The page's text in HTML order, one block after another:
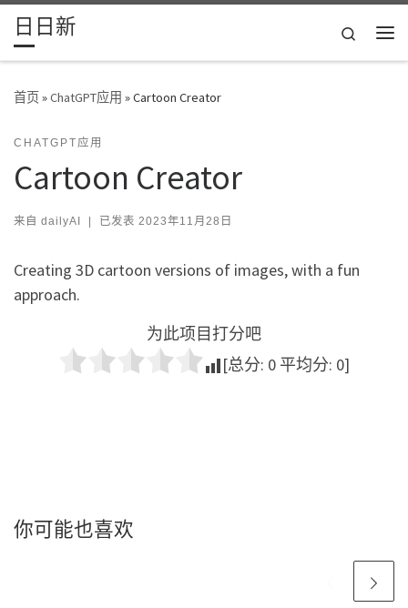
Skip to content
日日新
Search
首页»ChatGPT应用 »Cartoon Creator
CHATGPT应用
Cartoon Creator
来自 dailyAI | 已发表 2023年11月28日
Creating 3D cartoon versions of images, with a fun
approach.
为此项目打分吧
[总分: 0 平均分: 0]
你可能也喜欢